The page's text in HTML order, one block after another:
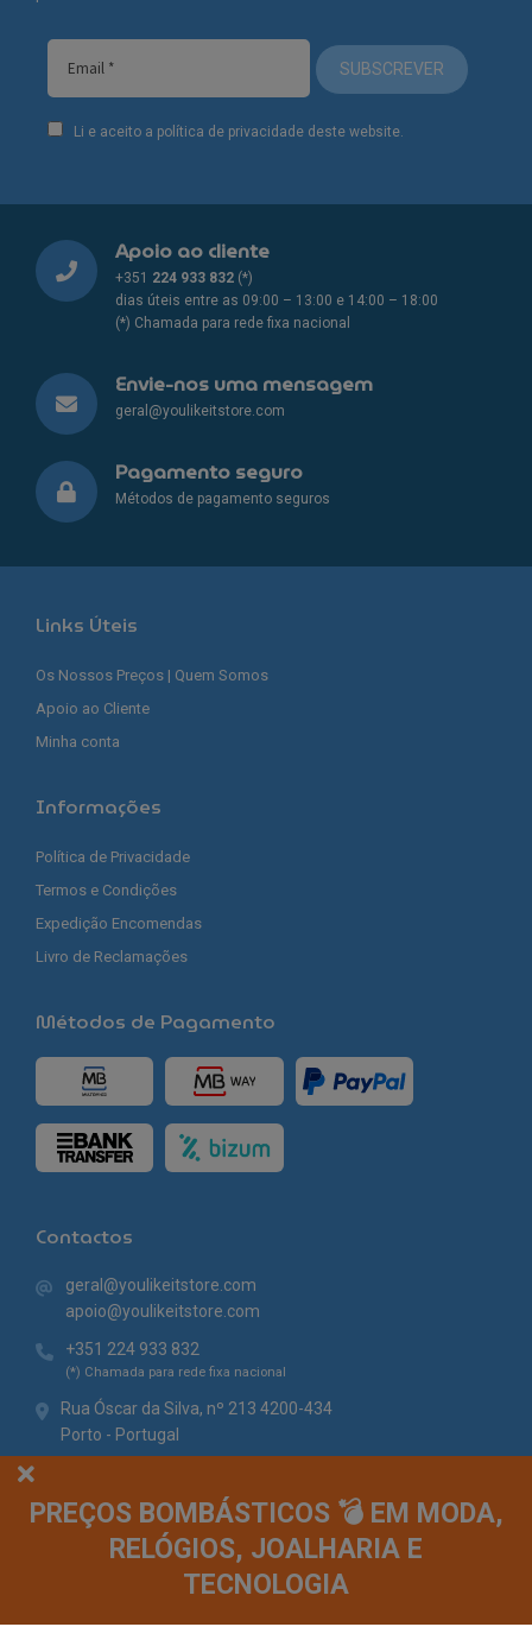
PREÇOS BOMBÁSTICOS 💣 EM MODA,
RELÓGIOS, JOALHARIA E
TECNOLOGIA
SUBSCREVER
Li e aceito a política de privacidade deste website.
Apoio ao cliente
+351 224 933 832 (*)
dias úteis entre as 09:00 – 13:00 e 14:00 – 18:00
(*) Chamada para rede fixa nacional
Envie-nos uma mensagem
geral@youlikeitstore.com
Pagamento seguro
Métodos de pagamento seguros
Links Úteis
Os Nossos Preços | Quem Somos
Apoio ao Cliente
Minha conta
Informações
Política de Privacidade
Termos e Condições
Expedição Encomendas
Livro de Reclamações
Métodos de Pagamento
Contactos
geral@youlikeitstore.com
apoio@youlikeitstore.com
+351 224 933 832
(*) Chamada para rede fixa nacional
Rua Óscar da Silva, nº 213 4200-434
Porto - Portugal